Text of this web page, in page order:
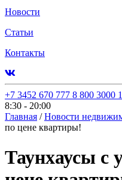
Новости
Статьи
Контакты
+7 3452 670 777 8 800 3000
8:30 - 20:00
Главная / Новости
по цене квартиры!
Таунхаусы с